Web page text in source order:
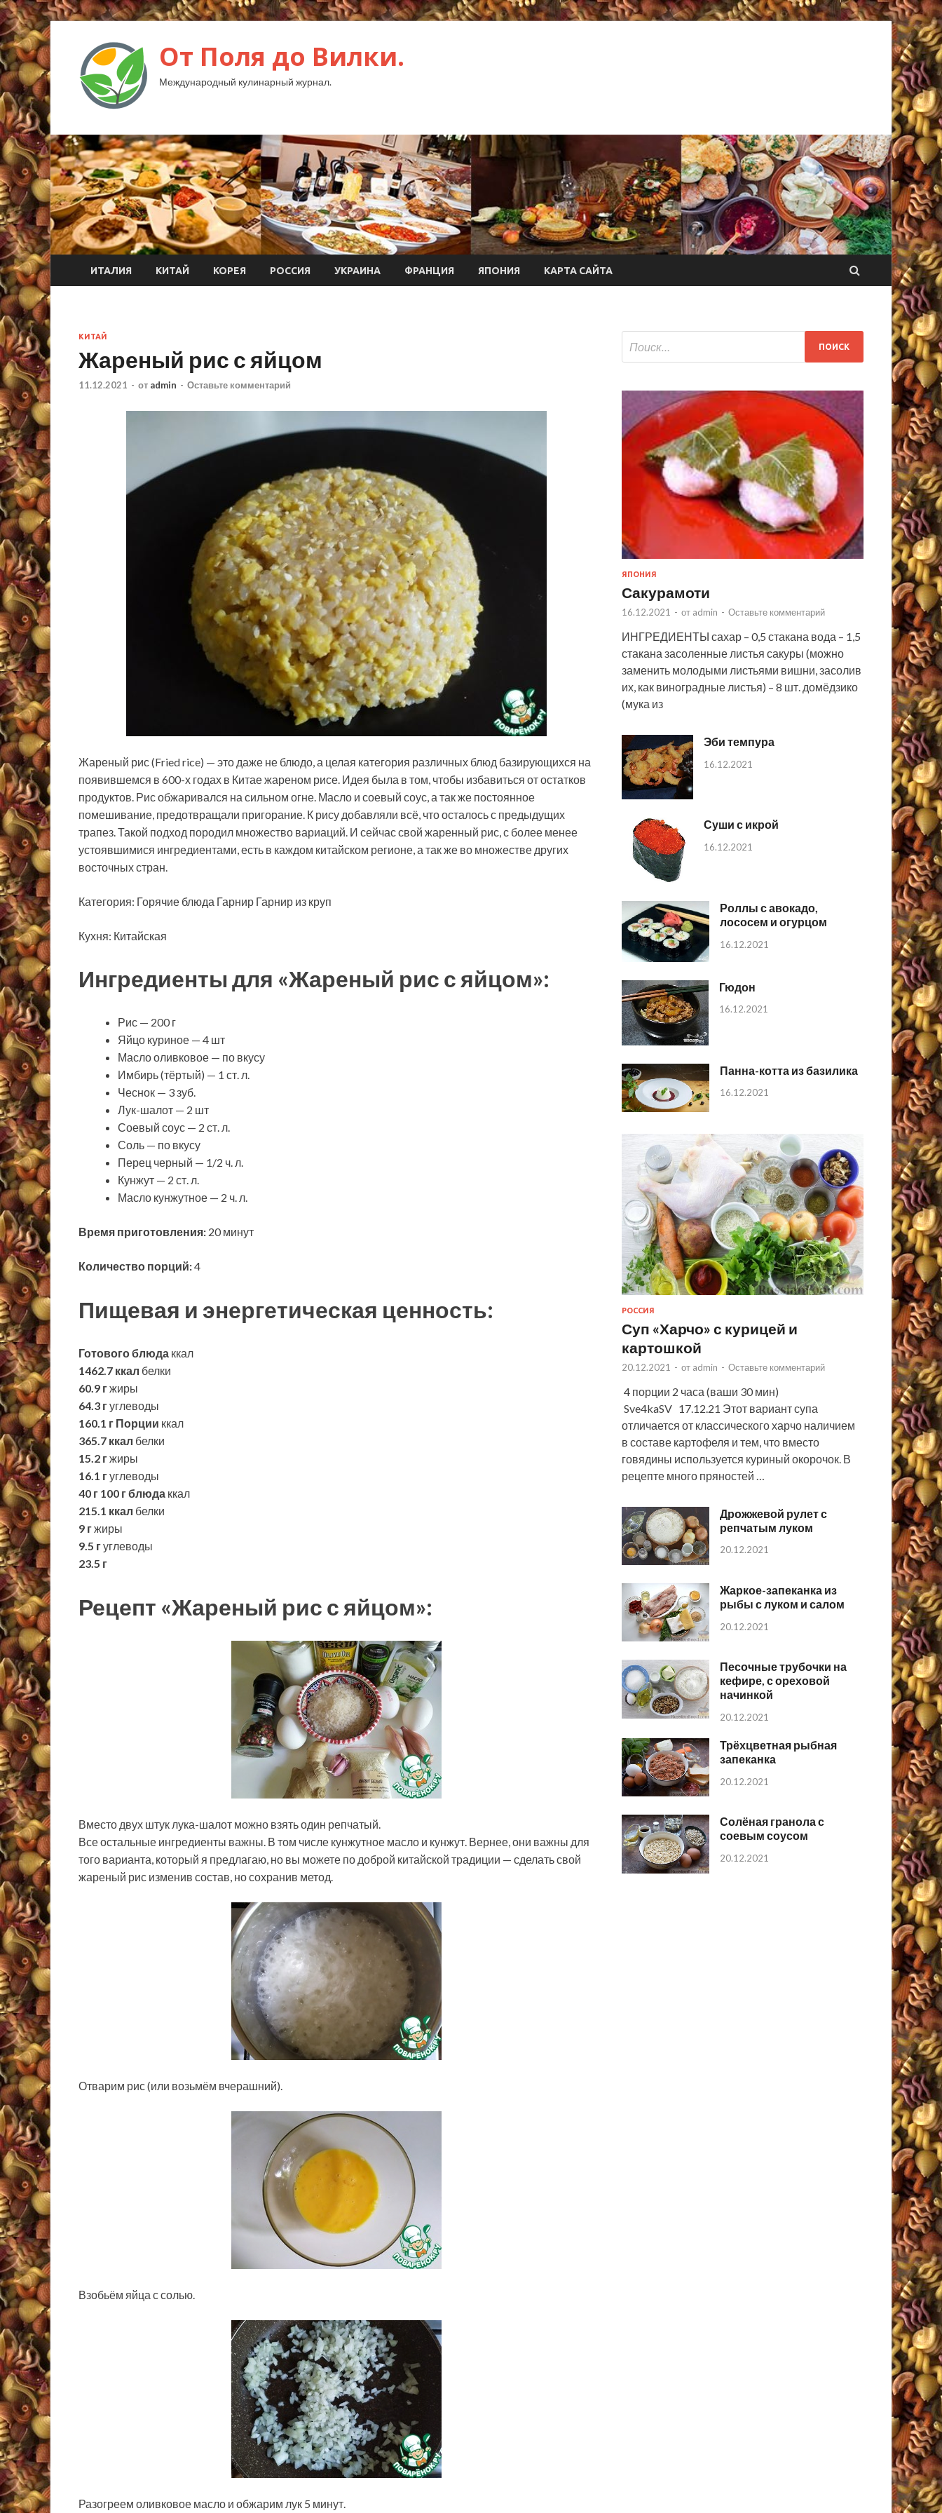
От Поля до Вилки.
Международный кулинарный журнал.
ИТАЛИЯ КИТАЙ КОРЕЯ РОССИЯ УКРАИНА ФРАНЦИЯ ЯПОНИЯ КАРТА САЙТА
КИТАЙ
Жареный рис с яйцом
11.12.2021 - от admin - Оставьте комментарий
Жареный рис (Fried rice) — это даже не блюдо, а целая категория различных блюд базирующихся на
появившемся в 600-х годах в Китае жареном рисе. Идея была в том, чтобы избавиться от остатков
продуктов. Рис обжаривался на сильном огне. Масло и соевый соус, а так же постоянное
помешивание, предотвращали пригорание. К рису добавляли всё, что осталось с предыдущих
трапез. Такой подход породил множество вариаций. И сейчас свой жаренный рис, с более менее
устоявшимися ингредиентами, есть в каждом китайском регионе, а так же во множестве других
восточных стран.
Категория: Горячие блюда Гарнир Гарнир из круп
Кухня: Китайская
Ингредиенты для «Жареный рис с яйцом»:
Рис — 200 г
Яйцо куриное — 4 шт
Масло оливковое — по вкусу
Имбирь (тёртый) — 1 ст. л.
Чеснок — 3 зуб.
Лук-шалот — 2 шт
Соевый соус — 2 ст. л.
Соль — по вкусу
Перец черный — 1/2 ч. л.
Кунжут — 2 ст. л.
Масло кунжутное — 2 ч. л.
Время приготовления: 20 минут
Количество порций:4
Пищевая и энергетическая ценность:
Готового блюда ккал
1462.7 ккал белки
60.9 гжиры
64.3 гуглеводы
160.1 г Порции ккал
365.7 ккал белки
15.2 гжиры
16.1 гуглеводы
40 г 100 г блюда ккал
215.1 ккал белки
9 гжиры
9.5 гуглеводы
23.5 г
Рецепт «Жареный рис с яйцом»:
Вместо двух штук лука-шалот можно взять один репчатый.
Все остальные ингредиенты важны. В том числе кунжутное масло и кунжут. Вернее, они важны для
того варианта, который я предлагаю, но вы можете по доброй китайской традиции — сделать свой
жареный рис изменив состав, но сохранив метод.
Отварим рис (или возьмём вчерашний).
Взобьём яйца с солью.
Разогреем оливковое масло и обжарим лук 5 минут.
ЯПОНИЯ
Сакурамоти
16.12.2021 - от admin - Оставьте комментарий
ИНГРЕДИЕНТЫ сахар – 0,5 стакана вода – 1,5
стакана засоленные листья сакуры (можно
заменить молодыми листьями вишни, засолив
их, как виноградные листья) – 8 шт. домёдзико
(мука из
Эби темпура
16.12.2021
Суши с икрой
16.12.2021
Роллы с авокадо,
лососем и огурцом
16.12.2021
Гюдон
16.12.2021
Панна-котта из базилика
16.12.2021
РОССИЯ
Суп «Харчо» с курицей и
картошкой
20.12.2021 - от admin - Оставьте комментарий
4 порции 2 часа (ваши 30 мин)
Sve4kaSV 17.12.21 Этот вариант супа
отличается от классического харчо наличием
в составе картофеля и тем, что вместо
говядины используется куриный окорочок. В
рецепте много пряностей …
Дрожжевой рулет с
репчатым луком
20.12.2021
Жаркое-запеканка из
рыбы с луком и салом
20.12.2021
Песочные трубочки на
кефире, с ореховой
начинкой
20.12.2021
Трёхцветная рыбная
запеканка
20.12.2021
Солёная гранола с
соевым соусом
20.12.2021